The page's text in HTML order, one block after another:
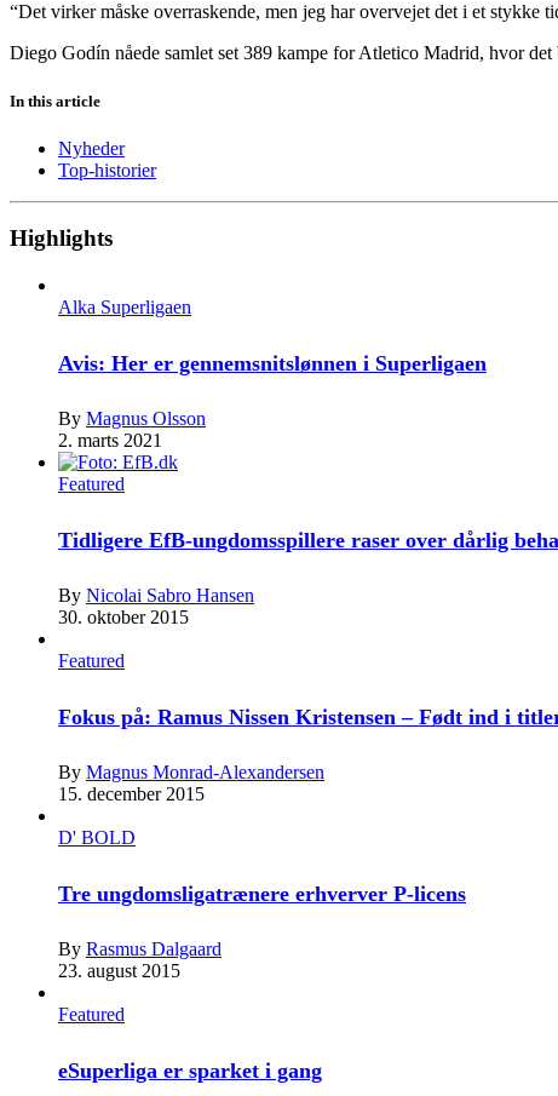
“Det virker måske overraskende, men jeg har overvejet det i et stykke
Diego Godín nåede samlet set 389 kampe for Atletico Madrid, hvor det
In this article
Nyheder
Top-historier
Highlights
Alka Superligaen
Avis: Her er gennemsnitslønnen i Superligaen
By Magnus Olsson
2. marts 2021
Featured
Tidligere EfB-ungdomsspillere raser over dårlig
By Nicolai Sabro Hansen
30. oktober 2015
Featured
Fokus på: Ramus Nissen Kristensen – Født ind i
By Magnus Monrad-Alexandersen
15. december 2015
D' BOLD
Tre ungdomsligatrænere erhverver P-licens
By Rasmus Dalgaard
23. august 2015
Featured
eSuperliga er sparket i gang